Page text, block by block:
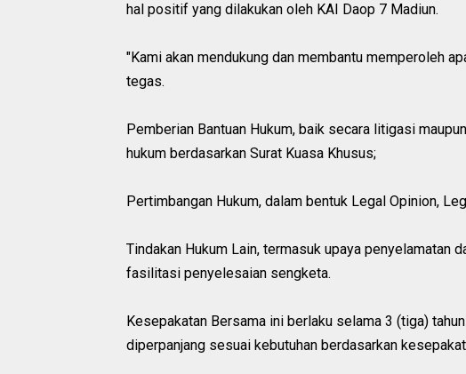
hal positif yang dilakukan oleh KAI Daop 7 Madiun.
"Kami akan mendukung dan membantu memperoleh
tegas.
Pemberian Bantuan Hukum, baik secara litigasi
hukum berdasarkan Surat Kuasa Khusus;
Pertimbangan Hukum, dalam bentuk Legal Opinion,
Tindakan Hukum Lain, termasuk upaya penyelamatan
fasilitasi penyelesaian sengketa.
Kesepakatan Bersama ini berlaku selama 3 (tiga)
diperpanjang sesuai kebutuhan berdasarkan